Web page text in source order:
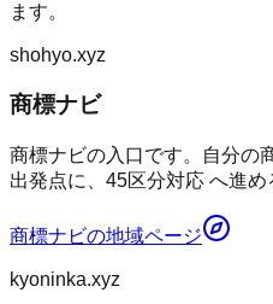
ます。
shohyo.xyz
商標ナビ
商標ナビの入口です。自分の
出発点に、45区分対応 へ進
商標ナビの地域ページ
kyoninka.xyz